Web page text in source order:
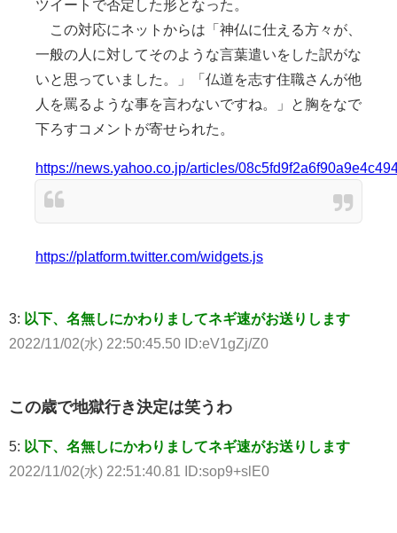
ツイートで否定した形となった。
この対応にネットからは「神仏に仕える方々が、
一般の人に対してそのような言葉遣いをした訳がな
いと思っていました。」「仏道を志す住職さんが他
人を罵るような事を言わないですね。」と胸をなで
下ろすコメントが寄せられた。
https://news.yahoo.co.jp/articles/
https://platform.twitter.com/widgets.js
3: 以下、名無しにかわりましてネギ速がお送りします
2022/11/02(水) 22:50:45.50 ID:eV1gZj/Z0
この歳で地獄行き決定は笑うわ
5: 以下、名無しにかわりましてネギ速がお送りします
2022/11/02(水) 22:51:40.81 ID:sop9+slE0